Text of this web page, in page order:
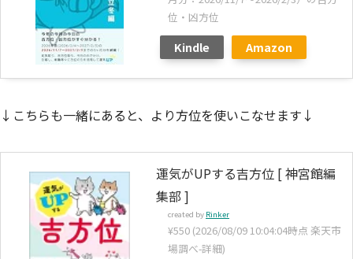
位・凶方位
Kindle Amazon
↓こちらも一緒にあると、より方位を使いこなせます↓
運気がUPする吉方位 [ 神宮館編
集部 ]
created by Rinker
¥550 (2026/08/09 10:04:04時点 楽天市
場調べ-詳細)